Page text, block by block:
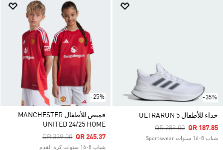
-35%
حذاء للأطفال ULTRARUN 5
Price Reduced From
QR 289.00ToQR 187.85
شباب 8-16 سنوات Sportswear
-25%
قميص للأطفال MANCHESTER
UNITED 24/25 HOME
Price Reduced From
QR 339.00ToQR 245.37
شباب 8-16 سنوات كرة القدم